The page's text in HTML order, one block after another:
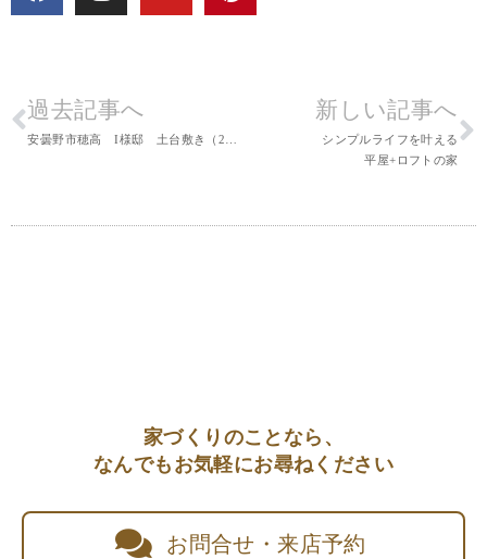
過去記事へ 新しい記事へ
シンプルライフを叶える
平屋+ロフトの家
家づくりのことなら、
なんでもお気軽にお尋ねください
お問合せ・来店予約